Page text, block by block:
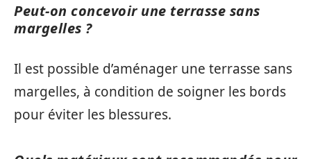
Peut-on concevoir une terrasse sans
margelles ?
Il est possible d’aménager une terrasse sans
margelles, à condition de soigner les bords
pour éviter les blessures.